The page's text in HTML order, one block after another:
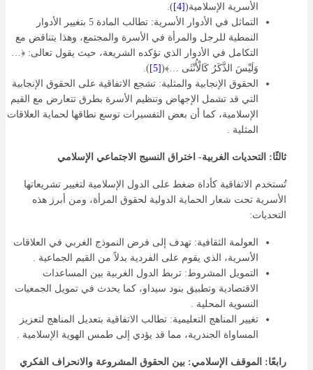
الأسرية الإسلامية([4]
).
التماثل في الأدوار الأسرية: تطالب المادة 5 بتغيير الأدوار
النمطية للرجل والمرأة في الأسرة والمجتمع، وهذا يتناقض مع
التكامل في الأدوار الذي تؤكده الشريعة، حيث يقول تعالى: ﴿…
وَلَيْسَ الذَّكَرُ كَالْأُنْثَى …﴾([5]
).
الحقوق الإنجابية والمثلية: تشجع الاتفاقية على الحقوق الإنجابية
التي قد تشمل الإجهاض وتنظيم الأسرة بطرق تتعارض مع القيم
الإسلامية، كما أن بعض التفسيرات توسع نطاقها لحماية العلاقات
المثلية .
ثالثًا: التحديات الغربية- اختراق النسيج الاجتماعي الإسلامي
تُستخدم الاتفاقية كأداة ضغط على الدول الإسلامية لتغيير تشريعاتها
الأسرية تحت شعار الحماية الدولية لحقوق المرأة، ومن أبرز هذه
التحديات:
العولمة الثقافية: تهدف إلى فرض النموذج الغربي في العلاقات
الأسرية، الذي يقوم على الفردية بدلاً من القيم الجماعية .
التمويل المشروط: تربط الدول الغربية بين المساعدات
الاقتصادية وتطبيق بنود سيداو، كما يحدث في تمويل الجمعيات
النسوية المحلية .
تغيير المناهج التعليمية: تطالب الاتفاقية بتعديل المناهج لتعزيز
المساواة الجندرية، مما قد يؤدي إلى طمس الهوية الإسلامية .
رابعًا: الموقف الإسلامي: بين الحقوق المشروعة والانحراف الفكري